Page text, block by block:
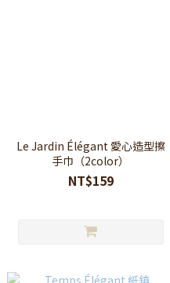
Le Jardin Élégant 愛心造型擦
手巾（2color）
NT$159